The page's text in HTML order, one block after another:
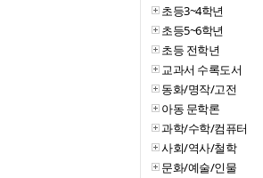
초등3~4학년
초등5~6학년
초등 전학년
교과서 수록도서
동화/명작/고전
아동 문학론
과학/수학/컴퓨터
사회/역사/철학
문화/예술/인물